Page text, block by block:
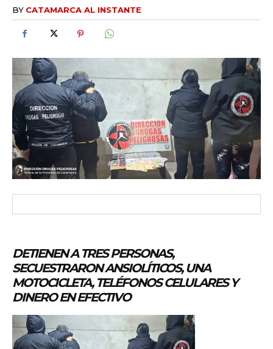
BY CATAMARCA AL INSTANTE
DETIENEN A TRES PERSONAS,
SECUESTRARON ANSIOLÍTICOS, UNA
MOTOCICLETA, TELÉFONOS CELULARES Y
DINERO EN EFECTIVO